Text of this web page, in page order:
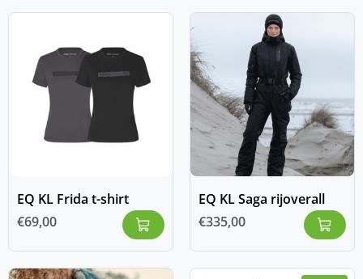
EQ KL Frida t-shirt
€69,00
EQ KL Saga rijoverall
€335,00